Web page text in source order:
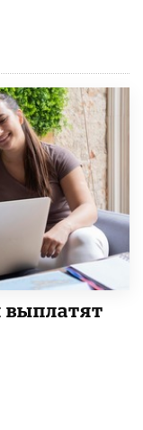
выплатят